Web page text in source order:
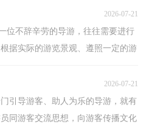
2026-07-21
位不辞辛劳的导游，往往需要进行
据实际的游览景观、遵照一定的游
2026-07-21
引导游客、助人为乐的导游，就有
同游客交流思想，向游客传播文化